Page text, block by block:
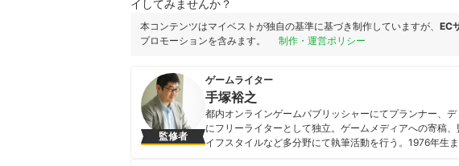
イしてみませんか？
本コンテンツはマイベストが独自の基準に基づき制作していますが、 EC
プロモーションを含みます。
制作・運営ポリシー
監修者
ゲームライター
手塚裕之
都内オンラインゲームパブリッシャーにてプランナー、
にフリーライターとして独立。ゲームメディアへの寄稿
イフスタイルなど多分野にて執筆活動を行う。1976年生ま